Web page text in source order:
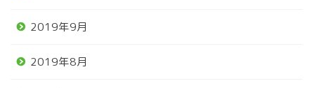
2019年9月
2019年8月